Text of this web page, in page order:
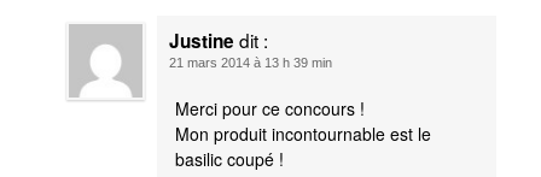
Justine dit :
21 mars 2014 à 13 h 39 min
Merci pour ce concours !
Mon produit incontournable est le
basilic coupé !